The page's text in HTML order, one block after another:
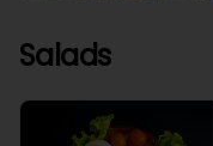
Salads